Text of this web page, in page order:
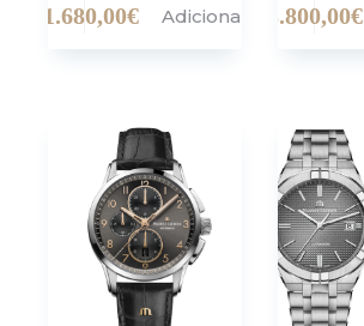
11.680,00€ Adicionar 3.800,00€